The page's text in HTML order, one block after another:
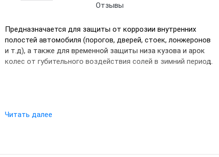
Отзывы
Предназначается для защиты от коррозии внутренних
полостей автомобиля (порогов, дверей, стоек, лонжеронов
и т.д), а также для временной защиты низа кузова и арок
колес от губительного воздействия солей в зимний период.
Читать далее